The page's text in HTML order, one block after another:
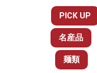
PICK UP
名産品
麺類